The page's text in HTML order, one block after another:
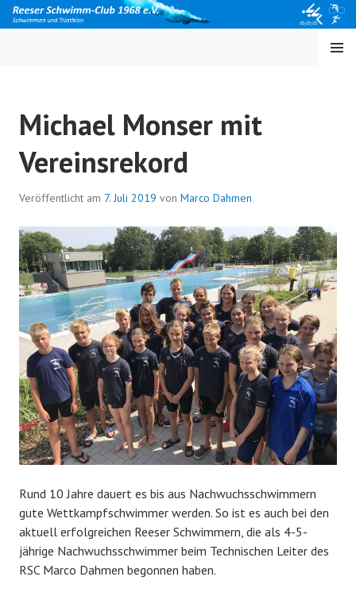
Springe
zum
MENÜ
Michael Monser mit
Vereinsrekord
Veröffentlicht am 7. Juli 2019 von Marco Dahmen
Rund 10 Jahre dauert es bis aus Nachwuchsschwimmern
gute Wettkampfschwimmer werden. So ist es auch bei den
aktuell erfolgreichen Reeser Schwimmern, die als 4-5-
jährige Nachwuchsschwimmer beim Technischen Leiter des
RSC Marco Dahmen begonnen haben.